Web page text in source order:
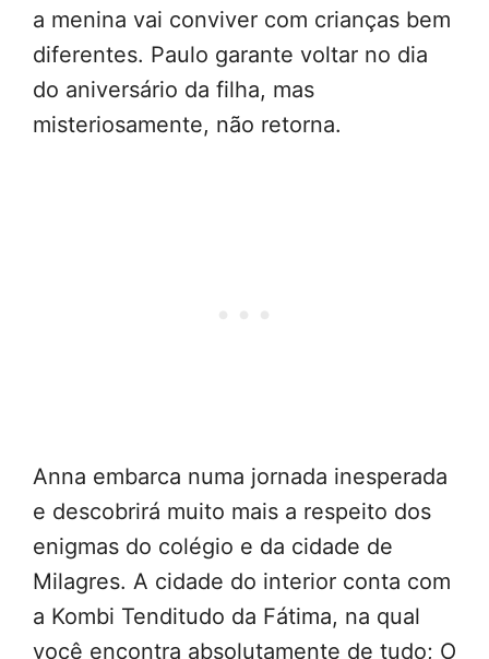
a menina vai conviver com crianças bem
diferentes. Paulo garante voltar no dia
do aniversário da filha, mas
misteriosamente, não retorna.
Anna embarca numa jornada inesperada
e descobrirá muito mais a respeito dos
enigmas do colégio e da cidade de
Milagres. A cidade do interior conta com
a Kombi Tenditudo da Fátima, na qual
você encontra absolutamente de tudo; O